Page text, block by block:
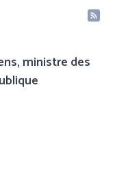
ministre des